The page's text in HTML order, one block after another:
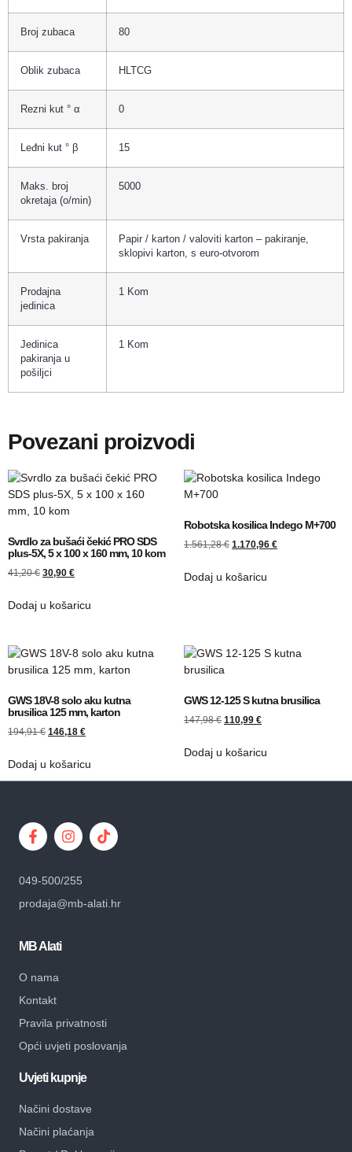
Broj zubaca 80
Oblik zubaca HLTCG
Rezni kut ° α 0
Leđni kut ° β 15
Maks. broj
okretaja (o/min)
5000
Vrsta pakiranja
Papir / karton / valoviti karton – pakiranje,
sklopivi karton, s euro-otvorom
Prodajna
jedinica
1 Kom
Jedinica
pakiranja u
pošiljci
1 Kom
Povezani proizvodi
Svrdlo za bušaći čekić PRO SDS
plus-5X, 5 x 100 x 160 mm, 10 kom
41,20€ 30,90 €
Dodaj u košaricu
Robotska kosilica Indego M+700
1.561,28€ 1.170,96 €
Dodaj u košaricu
GWS 18V-8 solo aku kutna
brusilica 125 mm, karton
194,91€ 146,18 €
Dodaj u košaricu
GWS 12-125 S kutna brusilica
147,98€ 110,99 €
Dodaj u košaricu
049-500/255
prodaja@mb-alati.hr
MB Alati
O nama
Kontakt
Pravila privatnosti
Opći uvjeti poslovanja
Uvjeti kupnje
Načini dostave
Načini plaćanja